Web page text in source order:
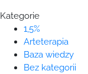
Kategorie
1,5%
Arteterapia
Baza wiedzy
Bez kategorii